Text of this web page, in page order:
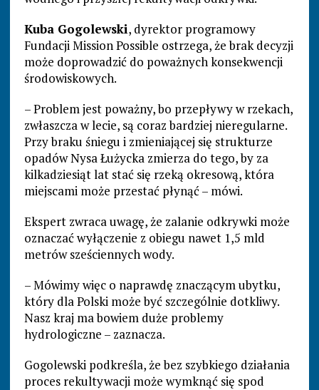
Kuba Gogolewski, dyrektor programowy
Fundacji Mission Possible ostrzega, że brak decyzji
może doprowadzić do poważnych konsekwencji
środowiskowych.
– Problem jest poważny, bo przepływy w rzekach,
zwłaszcza w lecie, są coraz bardziej nieregularne.
Przy braku śniegu i zmieniającej się strukturze
opadów Nysa Łużycka zmierza do tego, by za
kilkadziesiąt lat stać się rzeką okresową, która
miejscami może przestać płynąć – mówi.
Ekspert zwraca uwagę, że zalanie odkrywki może
oznaczać wyłączenie z obiegu nawet 1,5 mld
metrów sześciennych wody.
– Mówimy więc o naprawdę znaczącym ubytku,
który dla Polski może być szczególnie dotkliwy.
Nasz kraj ma bowiem duże problemy
hydrologiczne – zaznacza.
Gogolewski podkreśla, że bez szybkiego działania
proces rekultywacji może wymknąć się spod